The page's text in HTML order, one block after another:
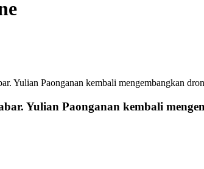
Yulian Paonganan kembali mengembangkan
Yulian Paonganan kembali